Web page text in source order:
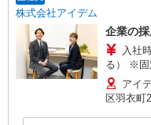
株式会社アイデム
企業の
入社
る） ※固
相当分
途支給 ★
（原則
アイ
区羽衣町2-